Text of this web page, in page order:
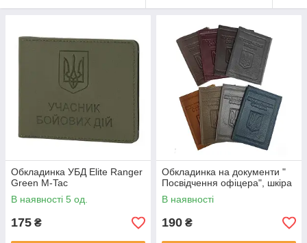
Обкладинка УБД Elite Ranger
Green M-Tac
В наявності 5 од.
175 ₴
Обкладинка на документи "
Посвідчення офіцера", шкіра
В наявності
190 ₴